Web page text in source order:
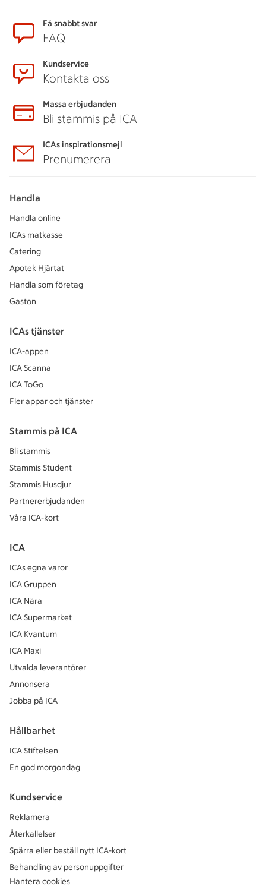
SidfotFå snabbt svar
FAQ
Kundservice
Kontakta oss
Massa erbjudanden
Bli stammis på ICA
ICAs inspirationsmejl
Prenumerera
Handla
Handla online
ICAs matkasse
Catering
Apotek Hjärtat
Handla som företag
Gaston
ICAs tjänster
ICA-appen
ICA Scanna
ICA ToGo
Fler appar och tjänster
Stammis på ICA
Bli stammis
Stammis Student
Stammis Husdjur
Partnererbjudanden
Våra ICA-kort
ICA
ICAs egna varor
ICA Gruppen
ICA Nära
ICA Supermarket
ICA Kvantum
ICA Maxi
Utvalda leverantörer
Annonsera
Jobba på ICA
Hållbarhet
ICA Stiftelsen
En god morgondag
Kundservice
Reklamera
Återkallelser
Spärra eller beställ nytt ICA-kort
Behandling av personuppgifter
Hantera cookies